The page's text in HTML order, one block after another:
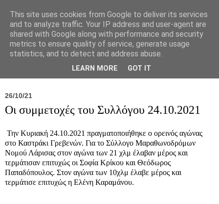
Σύλλογος Ιπποκράτειος
26/10/21
Οι συμμετοχές του Συλλόγου 24.10.2021
Την Κυριακή 24.10.2021 πραγματοποιήθηκε ο ορεινός αγώνας
στο Καστράκι Γρεβενών. Για το Σύλλογο Μαραθωνοδρόμων
Νομού Λάρισας στον αγώνα των 21 χλμ έλαβαν μέρος και
τερμάτισαν επιτυχώς οι Σοφία Κρίκου και Θεόδωρος
Παπαδόπουλος. Στον αγώνα των 10χλμ έλαβε μέρος και
τερμάτισε επιτυχώς η Ελένη Καραμάνου.
This site uses cookies from Google to deliver its services
and to analyze traffic. Your IP address and user-agent are
shared with Google along with performance and security
metrics to ensure quality of service, generate usage
statistics, and to detect and address abuse.
LEARN MORE GOT IT